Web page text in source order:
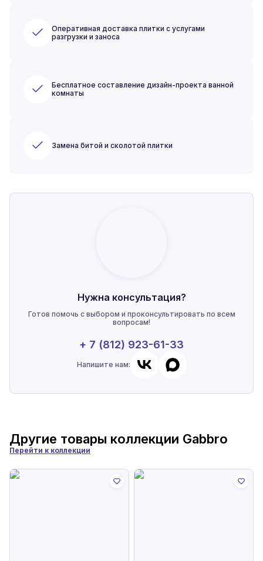
Оперативная доставка плитки с услугами
разгрузки и заноса
Бесплатное составление дизайн-проекта ванной
комнаты
Замена битой и сколотой плитки
Нужна консультация?
Готов помочь с выбором и проконсультировать по всем
вопросам!
+ 7 (812) 923-61-33
Напишите нам:
Другие товары коллекции Gabbro
Перейти к коллекции